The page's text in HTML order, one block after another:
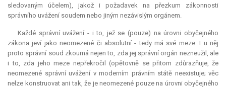
sledovaným účelem), jakož i požadavek na přezkum zákonnosti
správního uvážení soudem nebo jiným nezávislým orgánem.
Každé správní uvážení - i to, jež se (pouze) na úrovni obyčejného
zákona jeví jako neomezené či absolutní - tedy má své meze. I u něj
proto správní soud zkoumá nejen to, zda jej správní orgán nezneužil, ale
i to, zda jeho meze nepřekročil (opětovně se přitom zdůrazňuje, že
neomezené správní uvážení v moderním právním státě neexistuje; věc
nelze konstruovat ani tak, že je neomezené pouze na úrovni obyčejného